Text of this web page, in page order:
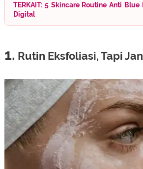
TERKAIT: 5 Skincare Routine Anti
Digital
1. Rutin Eksfoliasi, Tapi